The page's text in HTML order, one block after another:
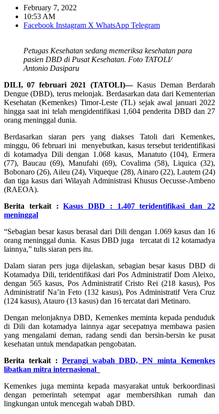
February 7, 2022
10:53 AM
Facebook Instagram X WhatsApp Telegram
Petugas Kesehatan sedang memeriksa kesehatan para
pasien DBD di Pusat Kesehatan. Foto TATOLI/
Antonio Dasiparu
DILI, 07 februari 2021 (TATOLI)—Kasus Deman Berdarah
Dengue (DBD), terus melonjak. Berdasarkan data dari Kementerian
Kesehatan (Kemenkes) Timor-Leste (TL) sejak awal januari 2022
hingga saat ini telah mengidentifikasi 1,604 penderita DBD dan 27
orang meninggal dunia.
Berdasarkan siaran pers yang diakses Tatoli dari Kemenkes,
minggu, 06 februari ini menyebutkan, kasus tersebut teridentifikasi
di kotamadya Dili dengan 1.068 kasus, Manatuto (104), Ermera
(77), Baucau (69), Manufahi (69), Covalima (58), Liquica (32),
Bobonaro (26), Aileu (24), Viqueque (28), Ainaro (22), Lautem (24)
dan tiga kasus dari Wilayah Administrasi Khusus Oecusse-Ambeno
(RAEOA).
Berita terkait :Kasus DBD : 1.407 teridentifikasi dan 22
meninggal
“Sebagian besar kasus berasal dari Dili dengan 1.069 kasus dan 16
orang meninggal dunia. Kasus DBD juga tercatat di 12 kotamadya
lainnya,” tulis siaran pers itu.
Dalam siaran pers juga dijelaskan, sebagian besar kasus DBD di
Kotamadya Dili, teridentifikasi dari Pos Administratif Dom Aleixo,
dengan 565 kasus, Pos Administratif Cristo Rei (218 kasus), Pos
Administratif Na’in Feto (132 kasus), Pos Administratif Vera Cruz
(124 kasus), Atauro (13 kasus) dan 16 tercatat dari Metinaro.
Dengan melonjaknya DBD, Kemenkes meminta kepada penduduk
di Dili dan kotamadya lainnya agar secepatnya membawa pasien
yang mengalami deman, radang sendi dan bersin-bersin ke pusat
kesehatan untuk mendapatkan pengobatan.
Berita terkait : Perangi wabah DBD, PN minta Kemenkes
libatkan mitra internasional
Kemenkes juga meminta kepada masyarakat untuk berkoordinasi
dengan pemerintah setempat agar membersihkan rumah dan
lingkungan untuk mencegah wabah DBD.